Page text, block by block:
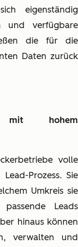
eigenständig
und verfügbare
die für die
Daten zurück
hohem
volle
Prozess. Sie
Umkreis sie
Leads
hinaus können
verwalten und